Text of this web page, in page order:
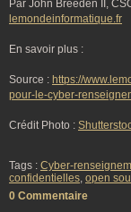
Par John Breeden II,
lemondeinformatique.fr
En savoir plus :
Source : https://
pour-le-cyber-
Crédit Photo :
Tags : Cyber-
confidentielles, open
0 Commentaire